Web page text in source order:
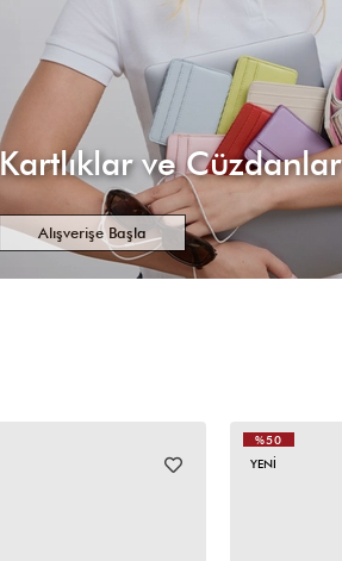
Kartlıklar ve Cüzdanlar
Alışverişe Başla
%50
YENI